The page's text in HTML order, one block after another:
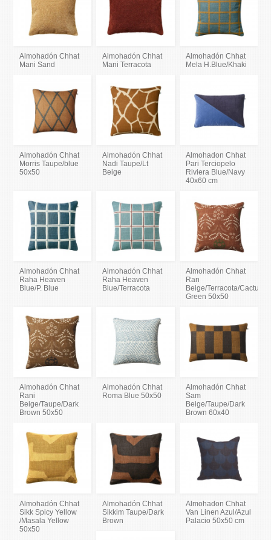
Almohadón Chhat
Mani Sand
Almohadón Chhat
Mani Terracota
Almohadón Chhat
Mela H.Blue/Khaki
Almohadón Chhat
Morris Taupe/blue
50x50
Almohadón Chhat
Nadi Taupe/Lt
Beige
Almohadon Chhat
Pari Terciopelo
Riviera Blue/Navy
40x60 cm
Almohadón Chhat
Raha Heaven
Blue/P. Blue
Almohadón Chhat
Raha Heaven
Blue/Terracota
Almohadón Chhat
Ran
Beige/Terracota/Cactus
Green 50x50
Almohadón Chhat
Rani
Beige/Taupe/Dark
Brown 50x50
Almohadón Chhat
Roma Blue 50x50
Almohadón Chhat
Sam
Beige/Taupe/Dark
Brown 60x40
Almohadón Chhat
Sikk Spicy Yellow
/Masala Yellow
50x50
Almohadón Chhat
Sikkim Taupe/Dark
Brown
Almohadon Chhat
Van Linen Azul/Azul
Palacio 50x50 cm